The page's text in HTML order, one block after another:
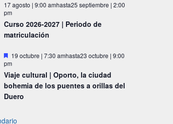
17 agosto | 9:00 amhasta25 septiembre | 2:00
pm
Curso 2026-2027 | Periodo de
matriculación
Destacado
19 octubre | 7:30 amhasta23 octubre | 9:00
pm
Viaje cultural | Oporto, la ciudad
bohemia de los puentes a orillas del
Duero